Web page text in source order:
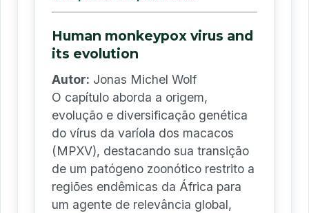
Human monkeypox virus and
its evolution
Autor: Jonas Michel Wolf
O capítulo aborda a origem,
evolução e diversificação genética
do vírus da varíola dos macacos
(MPXV), destacando sua transição
de um patógeno zoonótico restrito a
regiões endêmicas da África para
um agente de relevância global,